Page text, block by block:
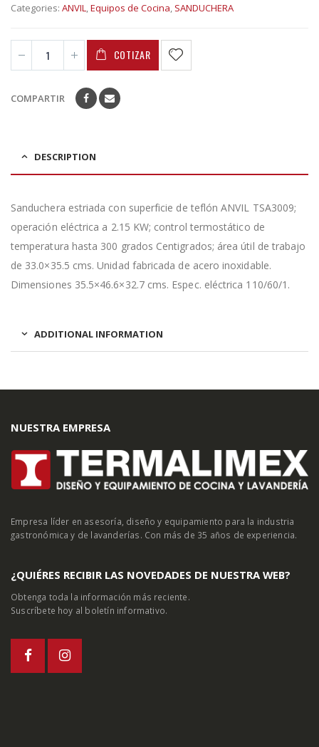
Categories: ANVIL,Equipos de Cocina, SANDUCHERA
COTIZAR
COMPARTIR
DESCRIPTION
Sanduchera estriada con superficie de teflón ANVIL TSA3009;
operación eléctrica a 2.15 KW; control termostático de
temperatura hasta 300 grados Centigrados; área útil de trabajo
de 33.0×35.5 cms. Unidad fabricada de acero inoxidable.
Dimensiones 35.5×46.6×32.7 cms. Espec. eléctrica 110/60/1.
ADDITIONAL INFORMATION
NUESTRA EMPRESA
Empresa líder en asesoría, diseño y equipamiento para la industria
gastronómica y de lavanderías. Con más de 35 años de experiencia.
¿QUIÉRES RECIBIR LAS NOVEDADES DE NUESTRA WEB?
Obtenga toda la información más reciente.
Suscríbete hoy al boletín informativo.